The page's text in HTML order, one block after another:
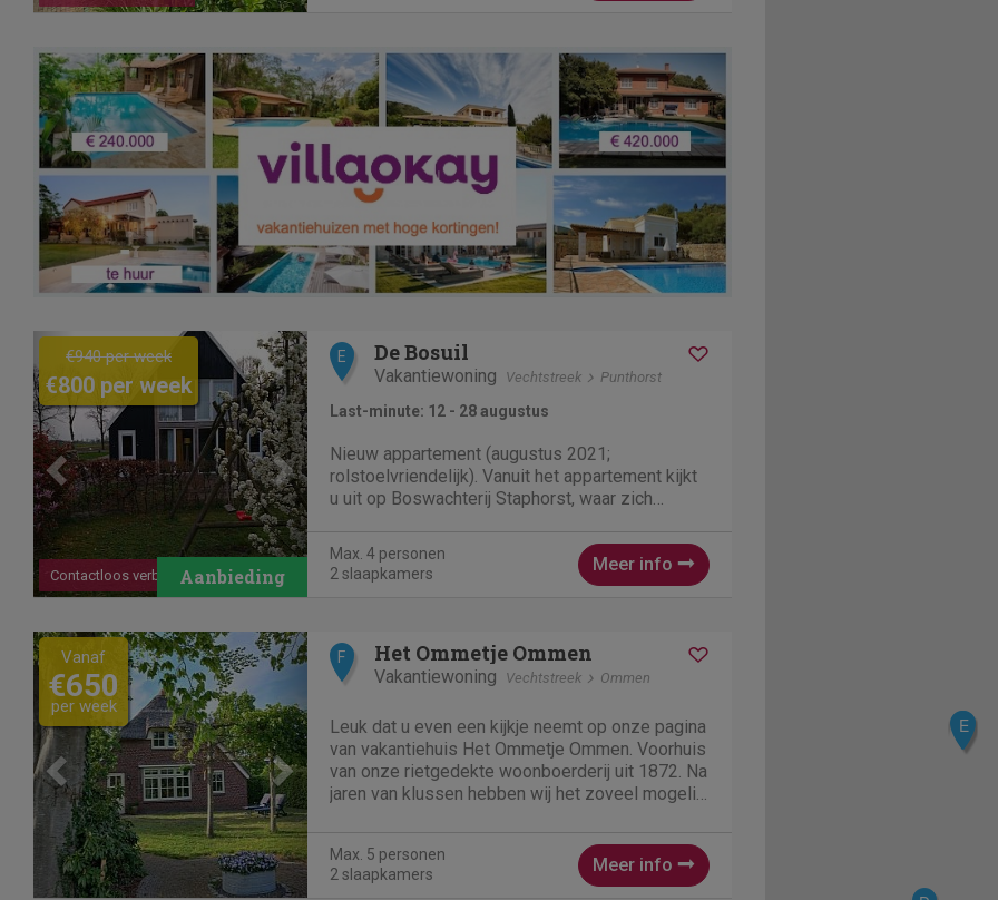
Previous Next
Contactloos verblijf
€940 per week
€800 per week
E De Bosuil
Vakantiewoning Vechtstreek Punthorst
Last-minute: 12 - 28 augustus
Nieuw appartement (augustus 2021;
rolstoelvriendelijk). Vanuit het appartement kijkt
u uit op Boswachterij Staphorst, waar zich
en fietspaden bevinden, evenals de
recreatieplas De Zwarte Dennen. U gaat zo
vanuit uw appartement de natuur in. Het...
Max. 4 personen
2 slaapkamers
Meer info
Previous Next
Vanaf
€650
per week
F Het Ommetje Ommen
Vakantiewoning Vechtstreek Ommen
Leuk dat u even een kijkje neemt op onze pagina
van vakantiehuis Het Ommetje Ommen. Voorhuis
van onze rietgedekte woonboerderij uit 1872. Na
jaren van klussen hebben wij het zoveel mogelijk
tijd. Het...
Max. 5 personen
2 slaapkamers
Meer info
C
E